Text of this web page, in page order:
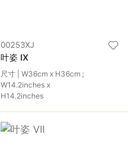
00253XJ
叶姿 IX
尺寸 | W36cm x H36cm ;
W14.2inches x
H14.2inches